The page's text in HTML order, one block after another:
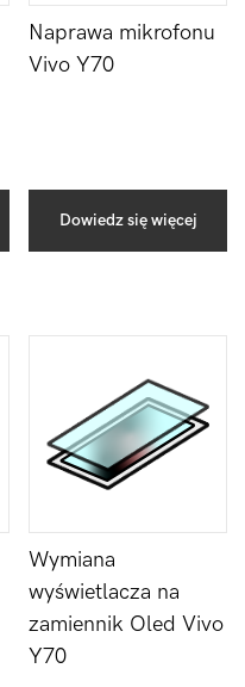
Naprawa mikrofonu
Vivo Y70
Dowiedz się więcej
Wymiana
wyświetlacza na
zamiennik Oled Vivo
Y70